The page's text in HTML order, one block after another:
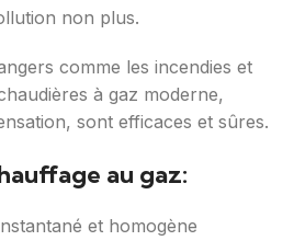
non plus.
comme les incendies et
à gaz moderne,
sont efficaces et sûres.
au gaz:
et homogène